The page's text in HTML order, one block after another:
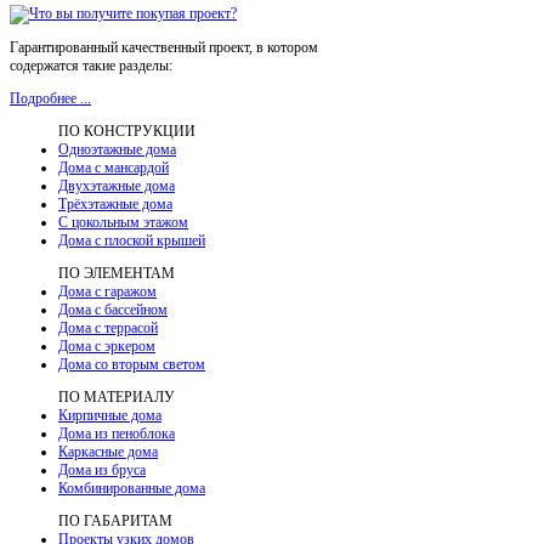
Гарантированный качественный проект, в котором
содержатся такие разделы:
Подробнее ...
ПО КОНСТРУКЦИИ
Одноэтажные дома
Дома с мансардой
Двухэтажные дома
Трёхэтажные дома
С цокольным этажом
Дома с плоской крышей
ПО ЭЛЕМЕНТАМ
Дома с гаражом
Дома с бассейном
Дома с террасой
Дома с эркером
Дома со вторым светом
ПО МАТЕРИАЛУ
Кирпичные дома
Дома из пеноблока
Каркасные дома
Дома из бруса
Комбинированные дома
ПО ГАБАРИТАМ
Проекты узких домов